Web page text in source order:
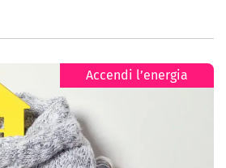
Accendi l’energia